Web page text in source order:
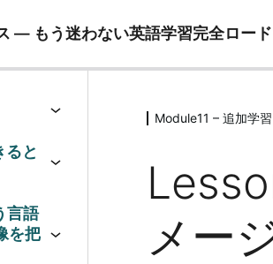
― もう迷わない英語学習完全ロー
と
言語
を把
Module11 – 追加学
メー